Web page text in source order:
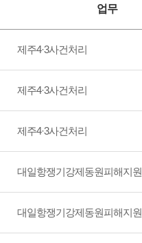
업무
제주4·3사건처리
제주4·3사건처리
제주4·3사건처리
대일항쟁기강제동원피해지원
대일항쟁기강제동원피해지원